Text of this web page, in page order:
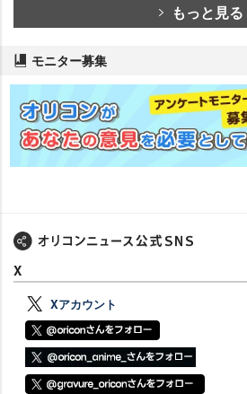
もっと見る
モニター募集
X
Xアカウント